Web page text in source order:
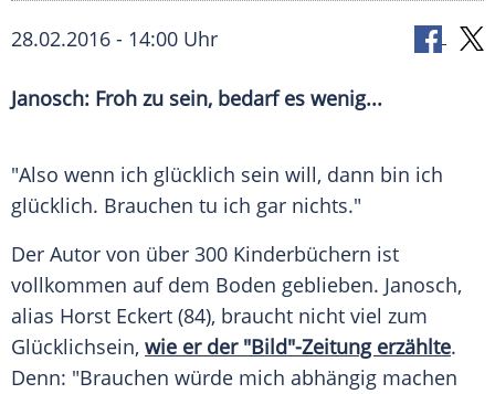
28.02.2016 - 14:00 Uhr
Janosch: Froh zu sein, bedarf es wenig...
"Also wenn ich glücklich sein will, dann bin ich
glücklich. Brauchen tu ich gar nichts."
Der Autor von über 300 Kinderbüchern ist
vollkommen auf dem Boden geblieben. Janosch,
alias Horst Eckert (84), braucht nicht viel zum
Glücklichsein, wie er der "Bild"-Zeitung erzählte.
Denn: "Brauchen würde mich abhängig machen